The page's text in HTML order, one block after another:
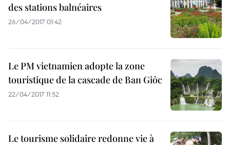
des stations balnéaires
26/04/2017 01:42
Le PM vietnamien adopte la zone
touristique de la cascade de Ban Giôc
22/04/2017 11:52
Le tourisme solidaire redonne vie à